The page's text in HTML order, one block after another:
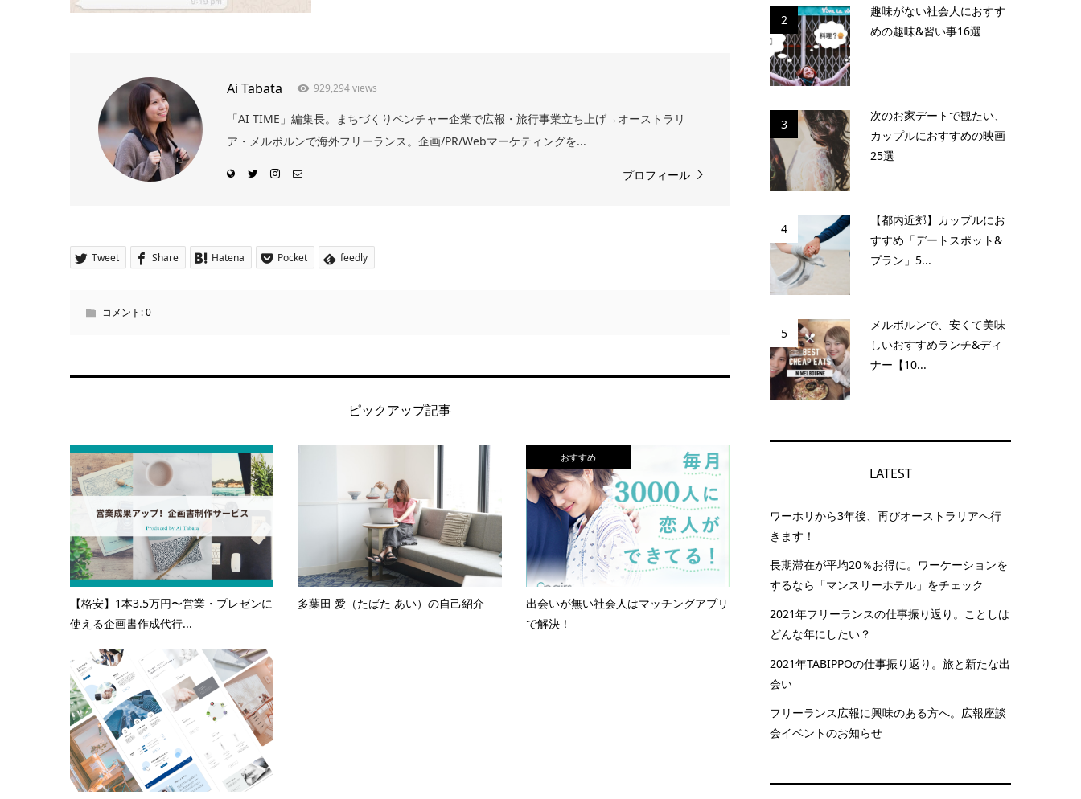
Ai Tabata 929,294 views
「AI TIME」編集長。まちづくりベンチャー企業で広報・旅行事業立ち上げ→オーストラリ
ア・メルボルンで海外フリーランス。企画/PR/Webマーケティングを...
プロフィール
Tweet Share Hatena Pocket feedly
コメント:0
ピックアップ記事
【格安】1本3.5万円〜営業・プレゼンに
使える企画書作成代行...
多葉田 愛（たばた あい）の自己紹介
おすすめ
出会いが無い社会人はマッチングアプリ
で解決！
2
趣味がない社会人におすす
めの趣味&習い事16選
3
次のお家デートで観たい、
カップルにおすすめの映画
25選
4
【都内近郊】カップルにお
すすめ「デートスポット&
プラン」5...
5
メルボルンで、安くて美味
しいおすすめランチ&ディ
ナー【10...
LATEST
ワーホリから3年後、再びオーストラリアへ行
きます！
長期滞在が平均20％お得に。ワーケーションを
するなら「マンスリーホテル」をチェック
2021年フリーランスの仕事振り返り。ことしは
どんな年にしたい？
2021年TABIPPOの仕事振り返り。旅と新たな出
会い
フリーランス広報に興味のある方へ。広報座談
会イベントのお知らせ